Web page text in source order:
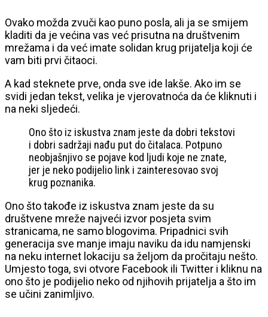
Ovako možda zvuči kao puno posla, ali ja se smijem
kladiti da je većina vas već prisutna na društvenim
mrežama i da već imate solidan krug prijatelja koji će
vam biti prvi čitaoci.
A kad steknete prve, onda sve ide lakše. Ako im se
svidi jedan tekst, velika je vjerovatnoća da će kliknuti i
na neki sljedeći.
Ono što iz iskustva znam jeste da dobri tekstovi
i dobri sadržaji nađu put do čitalaca. Potpuno
neobjašnjivo se pojave kod ljudi koje ne znate,
jer je neko podijelio link i zainteresovao svoj
krug poznanika.
Ono što takođe iz iskustva znam jeste da su
društvene mreže najveći izvor posjeta svim
stranicama, ne samo blogovima. Pripadnici svih
generacija sve manje imaju naviku da idu namjenski
na neku internet lokaciju sa željom da pročitaju nešto.
Umjesto toga, svi otvore Facebook ili Twitter i kliknu na
ono što je podijelio neko od njihovih prijatelja a što im
se učini zanimljivo.